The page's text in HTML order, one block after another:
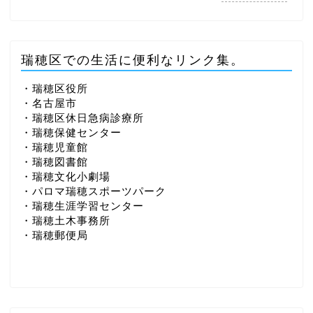
瑞穂区での生活に便利なリンク集。
・瑞穂区役所
・名古屋市
・瑞穂区休日急病診療所
・瑞穂保健センター
・瑞穂児童館
・瑞穂図書館
・瑞穂文化小劇場
・パロマ瑞穂スポーツパーク
・瑞穂生涯学習センター
・瑞穂土木事務所
・瑞穂郵便局